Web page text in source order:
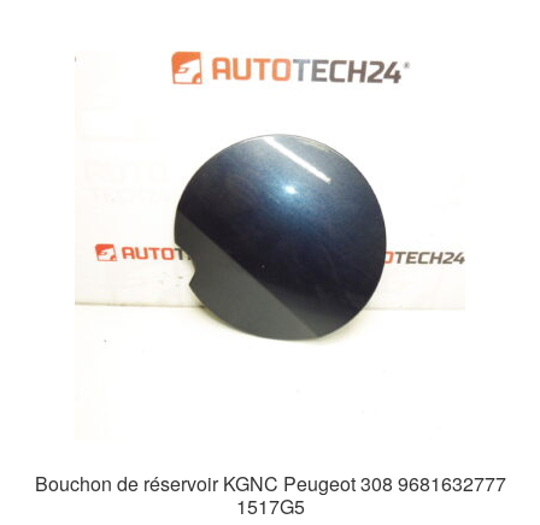
Bouchon de réservoir KGNC Peugeot 308 9681632777
1517G5